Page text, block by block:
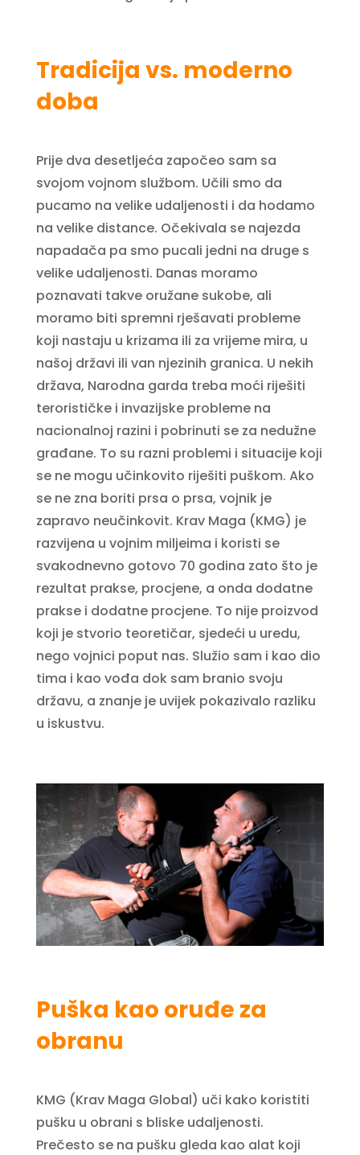
Tradicija vs. moderno
doba
Prije dva desetljeća započeo sam sa
svojom vojnom službom. Učili smo da
pucamo na velike udaljenosti i da hodamo
na velike distance. Očekivala se najezda
napadača pa smo pucali jedni na druge s
velike udaljenosti. Danas moramo
poznavati takve oružane sukobe, ali
moramo biti spremni rješavati probleme
koji nastaju u krizama ili za vrijeme mira, u
našoj državi ili van njezinih granica. U nekih
država, Narodna garda treba moći riješiti
terorističke i invazijske probleme na
nacionalnoj razini i pobrinuti se za nedužne
građane. To su razni problemi i situacije koji
se ne mogu učinkovito riješiti puškom. Ako
se ne zna boriti prsa o prsa, vojnik je
zapravo neučinkovit. Krav Maga (KMG) je
razvijena u vojnim miljeima i koristi se
svakodnevno gotovo 70 godina zato što je
rezultat prakse, procjene, a onda dodatne
prakse i dodatne procjene. To nije proizvod
koji je stvorio teoretičar, sjedeći u uredu,
nego vojnici poput nas. Služio sam i kao dio
tima i kao vođa dok sam branio svoju
državu, a znanje je uvijek pokazivalo razliku
u iskustvu.
Puška kao oruđe za
obranu
KMG (Krav Maga Global) uči kako koristiti
pušku u obrani s bliske udaljenosti.
Prečesto se na pušku gleda kao alat koji